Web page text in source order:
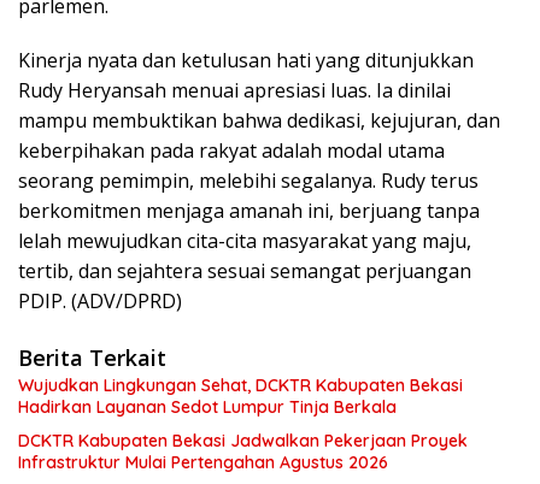
parlemen.
Kinerja nyata dan ketulusan hati yang ditunjukkan
Rudy Heryansah menuai apresiasi luas. Ia dinilai
mampu membuktikan bahwa dedikasi, kejujuran, dan
keberpihakan pada rakyat adalah modal utama
seorang pemimpin, melebihi segalanya. Rudy terus
berkomitmen menjaga amanah ini, berjuang tanpa
lelah mewujudkan cita-cita masyarakat yang maju,
tertib, dan sejahtera sesuai semangat perjuangan
PDIP. (ADV/DPRD)
Berita Terkait
Wujudkan Lingkungan Sehat, DCKTR Kabupaten Bekasi
Hadirkan Layanan Sedot Lumpur Tinja Berkala
DCKTR Kabupaten Bekasi Jadwalkan Pekerjaan Proyek
Infrastruktur Mulai Pertengahan Agustus 2026